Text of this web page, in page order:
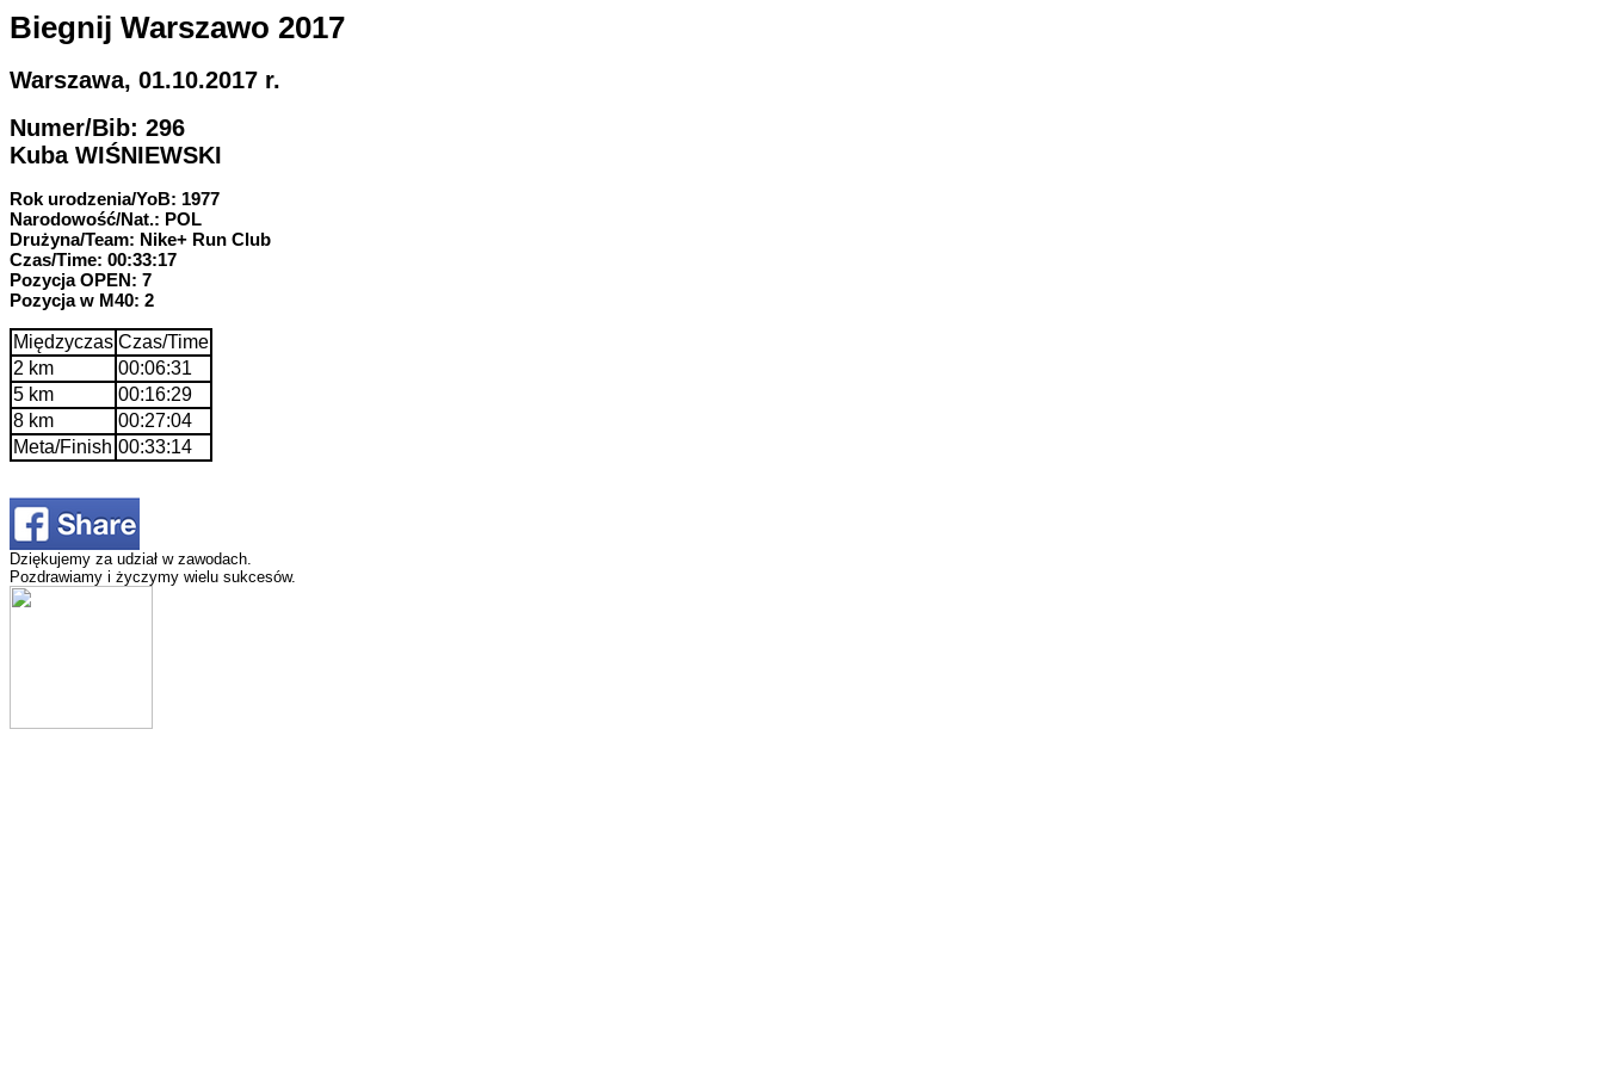
Biegnij Warszawo 2017
Warszawa, 01.10.2017 r.
Numer/Bib: 296
Kuba WIŚNIEWSKI
Rok urodzenia/YoB: 1977
Narodowość/Nat.: POL
Drużyna/Team: Nike+ Run Club
Czas/Time: 00:33:17
Pozycja OPEN: 7
Pozycja w M40: 2
Międzyczas Czas/Time
2 km
00:06:31
5 km
00:16:29
8 km
00:27:04
Meta/Finish 00:33:14
Dziękujemy za udział w zawodach.
Pozdrawiamy i życzymy wielu sukcesów.